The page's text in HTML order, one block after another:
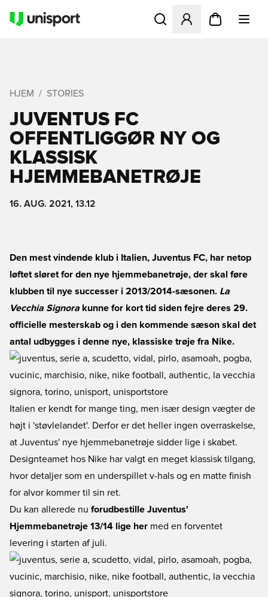
Åbner en Modal til at
HJEM STORIES
JUVENTUS FC
OFFENTLIGGØR NY OG
KLASSISK
HJEMMEBANETRØJE
16. AUG. 2021, 13.12
Den mest vindende klub i Italien, Juventus FC, har netop
løftet sløret for den nye hjemmebanetrøje, der skal føre
klubben til nye successer i 2013/2014-sæsonen. La
Vecchia Signora kunne for kort tid siden fejre deres 29.
officielle mesterskab og i den kommende sæson skal det
antal udbygges i denne nye, klassiske trøje fra Nike.
Italien er kendt for mange ting, men især design vægter de
højt i 'støvlelandet'. Derfor er det heller ingen overraskelse,
at Juventus' nye hjemmebanetrøje sidder lige i skabet.
Designteamet hos Nike har valgt en meget klassisk tilgang,
hvor detaljer som en underspillet v-hals og en matte finish
for alvor kommer til sin ret.
Du kan allerede nu forudbestille Juventus'
Hjemmebanetrøje 13/14 lige her med en forventet
levering i starten af juli.